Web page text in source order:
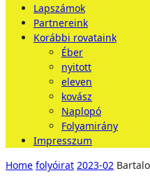
Lapszámok
Partnereink
Korábbi rovataink
Éber
nyitott
eleven
kovász
Naplopó
Folyamirány
Impresszum
Home folyóirat 2023-02